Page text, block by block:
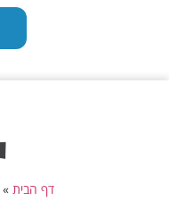
דף הבית »